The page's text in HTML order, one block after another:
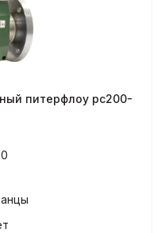
питерфлоу рс200-